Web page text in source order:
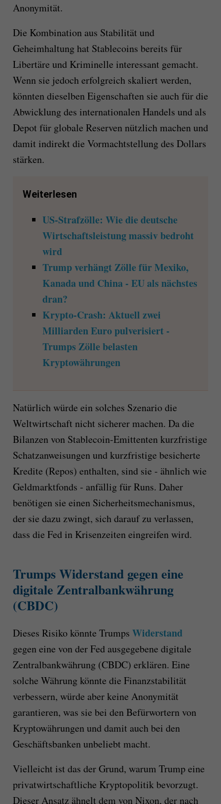
Anonymität.
Die Kombination aus Stabilität und
Geheimhaltung hat Stablecoins bereits für
Libertäre und Kriminelle interessant gemacht.
Wenn sie jedoch erfolgreich skaliert werden,
könnten dieselben Eigenschaften sie auch für die
Abwicklung des internationalen Handels und als
Depot für globale Reserven nützlich machen und
damit indirekt die Vormachtstellung des Dollars
stärken.
Weiterlesen
US-Strafzölle: Wie die deutsche
Wirtschaftsleistung massiv bedroht
wird
Trump verhängt Zölle für Mexiko,
Kanada und China - EU als nächstes
dran?
Krypto-Crash: Aktuell zwei
Milliarden Euro pulverisiert -
Trumps Zölle belasten
Kryptowährungen
Natürlich würde ein solches Szenario die
Weltwirtschaft nicht sicherer machen. Da die
Bilanzen von Stablecoin-Emittenten kurzfristige
Schatzanweisungen und kurzfristige besicherte
Kredite (Repos) enthalten, sind sie ‑ ähnlich wie
Geldmarktfonds ‑ anfällig für Runs. Daher
benötigen sie einen Sicherheitsmechanismus,
der sie dazu zwingt, sich darauf zu verlassen,
dass die Fed in Krisenzeiten eingreifen wird.
Trumps Widerstand gegen eine
digitale Zentralbankwährung
(CBDC)
Dieses Risiko könnte Trumps Widerstand
gegen eine von der Fed ausgegebene digitale
Zentralbankwährung (CBDC) erklären. Eine
solche Währung könnte die Finanzstabilität
verbessern, würde aber keine Anonymität
garantieren, was sie bei den Befürwortern von
Kryptowährungen und damit auch bei den
Geschäftsbanken unbeliebt macht.
Vielleicht ist das der Grund, warum Trump eine
privatwirtschaftliche Kryptopolitik bevorzugt.
Dieser Ansatz ähnelt dem von Nixon, der nach